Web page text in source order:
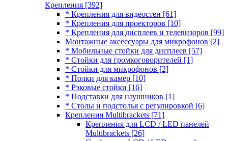
Крепления [392]
* Крепления для видеостен [61]
* Крепления для проекторов [10]
* Крепления для дисплеев и телевизоров [99]
Монтажные аксессуары для микрофонов [2]
* Мобильные стойки для дисплеев [57]
* Стойки для громкоговорителей [1]
* Стойки для микрофонов [2]
* Полки для камер [10]
* Рэковые стойки [16]
* Подставки для наушников [1]
* Столы и подстолья с регулировкой [6]
Крепления Multibrackets [71]
Крепления для LCD / LED панелей
Multibrackets [26]